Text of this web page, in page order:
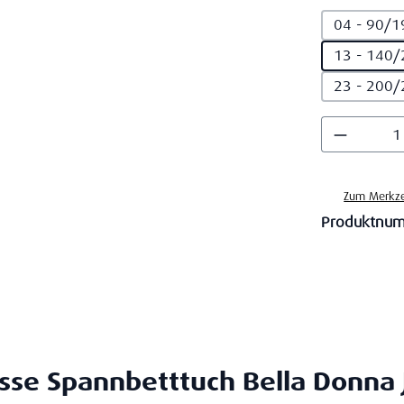
04 - 90/
13 -
23 -
Zum
Spannbetttuch Bella Donna